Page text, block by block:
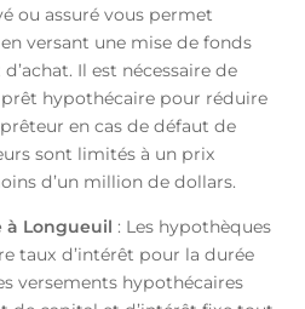
ou assuré vous permet
versant une mise de fonds
Il est nécessaire de
prêt hypothécaire pour réduire
en cas de défaut de
sont limités à un prix
d’un million de dollars.
à Longueuil : Les hypothèques
taux d’intérêt pour la durée
versements hypothécaires